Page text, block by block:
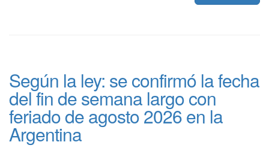
Según la ley: se confirmó la fecha
del fin de semana largo con
feriado de agosto 2026 en la
Argentina